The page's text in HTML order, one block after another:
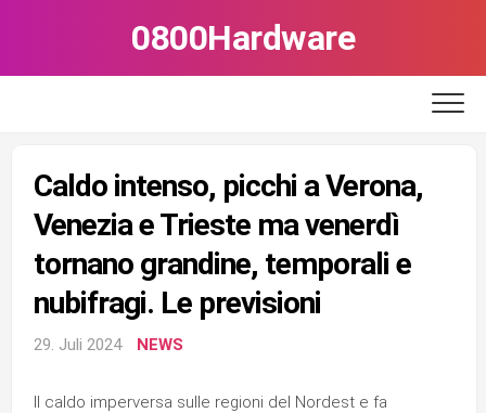
0800Hardware
Caldo intenso, picchi a Verona,
Venezia e Trieste ma venerdì
tornano grandine, temporali e
nubifragi. Le previsioni
29. Juli 2024 NEWS
Il caldo imperversa sulle regioni del Nordest e fa